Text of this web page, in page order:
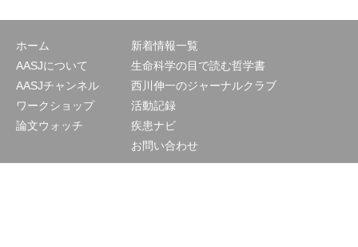
ホーム
AASJについて
AASJチャンネル
ワークショップ
論文ウォッチ
新着情報一覧
生命科学の目で読む哲学書
西川伸一のジャーナルクラブ
活動記録
疾患ナビ
お問い合わせ